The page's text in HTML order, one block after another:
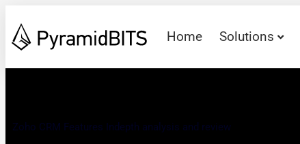
Home Solutions
Zoho CRM Features Indepth analysis and review